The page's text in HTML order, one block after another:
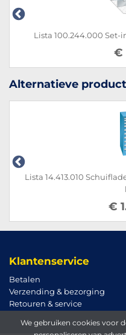
Lista 100.244.000 Set-
€
Alternatieve
Lista 14.413.010
€
Klantenservice
Betalen
Verzending & bezorging
Retouren & service
We gebruiken cookies voor